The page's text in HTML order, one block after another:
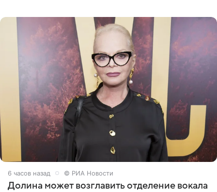
6 часов назад © РИА Новости
Долина может возглавить отделение вокала